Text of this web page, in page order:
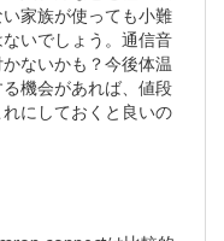
家族が使っても小難
いでしょう。通信音
ないかも？今後体温
機会があれば、値段
にしておくと良いの